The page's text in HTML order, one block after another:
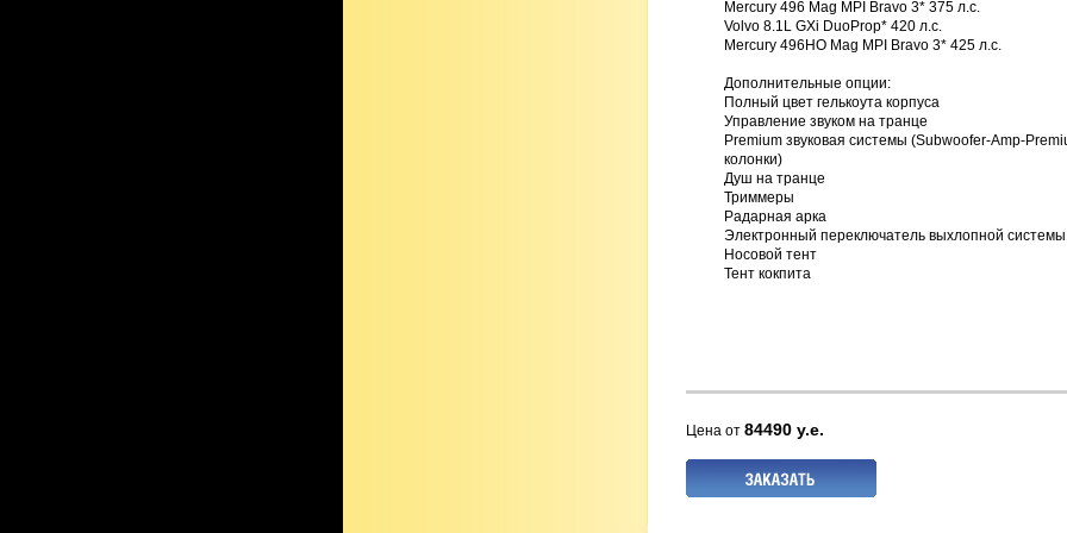
Mercury 496 Mag MPI Bravo 3* 375 л.с.
Volvo 8.1L GXi DuoProp* 420 л.с.
Mercury 496HO Mag MPI Bravo 3* 425 л.с.
Дополнительные опции:
Полный цвет гелькоута корпуса
Управление звуком на транце
Premium звуковая системы (Subwoofer-Amp-
колонки)
Душ на транце
Триммеры
Радарная арка
Электронный переключатель выхлопной системы
Носовой тент
Тент кокпита
Цена от 84490 у.е.